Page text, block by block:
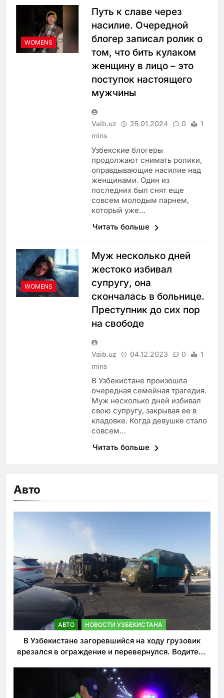
WOMENS
Путь к славе через
насилие. Очередной
блогер записал ролик о
том, что бить кулаком
женщину в лицо – это
поступок настоящего
мужчины
Vaib.uz 25.01.2024 0
1
mins
Узбекские блогеры
продолжают снимать ролики,
оправдывающие насилие над
женщинами. Один из
последних был снят еще
совсем молодым парнем,
который уже…
Читать больше
WOMENS
Муж несколько дней
жестоко избивал
супругу, она
скончалась в больнице.
Преступник до сих пор
на свободе
Vaib.uz 04.12.2023 0
1
mins
В Узбекистане произошла
очередная семейная трагедия.
Муж несколько дней избивал
свою супругу, закрывая ее в
кладовке. Когда девушке стало
совсем…
Читать больше
Авто
АВТО НОВОСТИ УЗБЕКИСТАНА
В Узбекистане загоревшийся на ходу грузовик
врезался в ограждение и перевернулся. Водитель